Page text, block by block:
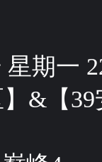
期一
】&【